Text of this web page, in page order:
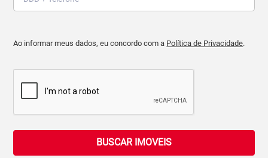
Ao informar meus dados, eu concordo com a Política de Privacidade.
BUSCAR IMOVEIS